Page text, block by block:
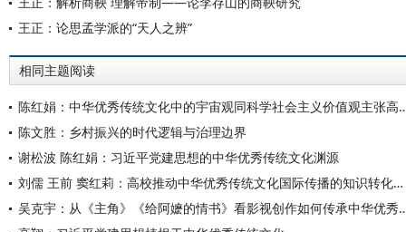
王正：论思孟学派的“天人之辨”
相同主题阅读
陈红娟：中华优秀传统文化中的
陈文胜：乡村振兴的时代逻辑与治理边界
谢松波 陈红娟：习近平党建思想的中华优秀传统文化渊源
刘儒 王前 窦红莉：高校推动中华优秀传统文化国际传播的知识转化路径
吴克宇：从《主角》《给阿嬷